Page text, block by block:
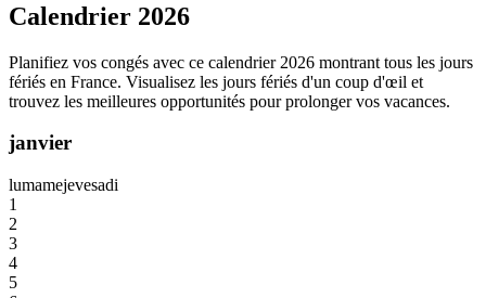
Calendrier 2026
Planifiez vos congés avec ce calendrier 2026 montrant tous les jours
fériés en France. Visualisez les jours fériés d'un coup d'œil et
trouvez les meilleures opportunités pour prolonger vos vacances.
janvier
lumamejevesadi
1
2
3
4
5